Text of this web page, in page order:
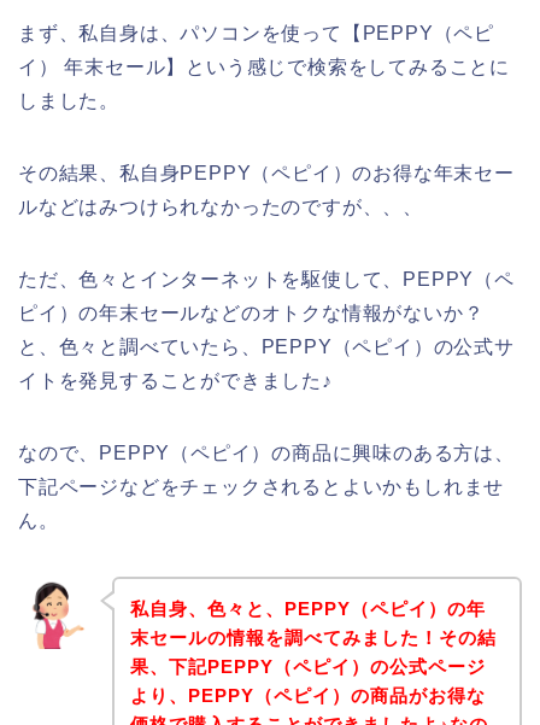
まず、私自身は、パソコンを使って【PEPPY（ペピ
イ） 年末セール】という感じで検索をしてみることに
しました。
その結果、私自身PEPPY（ペピイ）のお得な年末セー
ルなどはみつけられなかったのですが、、、
ただ、色々とインターネットを駆使して、PEPPY（ペ
ピイ）の年末セールなどのオトクな情報がないか？
と、色々と調べていたら、PEPPY（ペピイ）の公式サ
イトを発見することができました♪
なので、PEPPY（ペピイ）の商品に興味のある方は、
下記ページなどをチェックされるとよいかもしれませ
ん。
私自身、色々と、PEPPY（ペピイ）の年
末セールの情報を調べてみました！その結
果、下記PEPPY（ペピイ）の公式ページ
より、PEPPY（ペピイ）の商品がお得な